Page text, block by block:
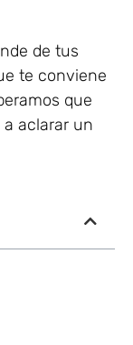
de tus
te conviene
que
aclarar un